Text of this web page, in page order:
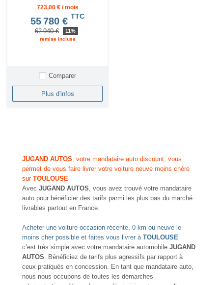
723,00 € / mois
55 780 € TTC
62 940 € 11%
remise incluse
Comparer
Plus d'infos
JUGAND AUTOS, votre mandataire auto discount, vous
permet de vous faire livrer votre voiture neuve moins chère
sur TOULOUSE
Avec JUGAND AUTOS, vous avez trouvé votre mandataire
auto pour bénéficier des tarifs parmi les plus bas du marché
livrables partout en France.
Acheter une voiture occasion récente, 0 km ou neuve le
moins cher possible et faites vous livrer à TOULOUSE
c’est très simple avec votre mandataire automobile JUGAND
AUTOS. Bénéficiez de tarifs plus agressifs par rapport à
ceux pratiqués en concession. En tant que mandataire auto,
nous nous occupons de toutes les démarches